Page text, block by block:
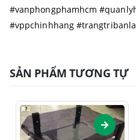
#vanphongphamhcm
#vppchinhhang
SẢN PHẨM TƯƠNG TỰ